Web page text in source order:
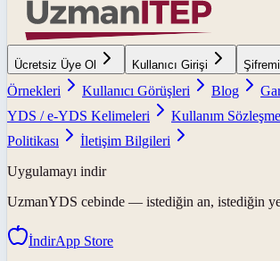
Ücretsiz Üye Ol Kullanıcı Girişi
Örnekleri
Kullanıcı Görüşleri Blog
YDS / e-YDS Kelimeleri
Kullanım
Politikası
İletişim Bilgileri
Uygulamayı indir
UzmanYDS cebinde — istediğin an, istediğin
İndirApp Store